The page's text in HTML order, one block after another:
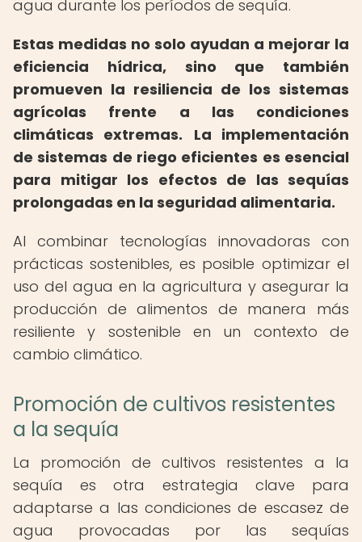
agua durante los períodos de sequía.
Estas medidas no solo ayudan a mejorar la
eficiencia hídrica, sino que también
promueven la resiliencia de los sistemas
agrícolas frente a las condiciones
climáticas extremas.
La implementación
de sistemas de riego eficientes es esencial
para mitigar los efectos de las sequías
prolongadas en la seguridad alimentaria.
Al combinar tecnologías innovadoras con
prácticas sostenibles, es posible optimizar el
uso del agua en la agricultura y asegurar la
producción de alimentos de manera más
resiliente y sostenible en un contexto de
cambio climático.
Promoción de cultivos resistentes
a la sequía
La promoción de cultivos resistentes a la
sequía es otra estrategia clave para
adaptarse a las condiciones de escasez de
agua provocadas por las sequías